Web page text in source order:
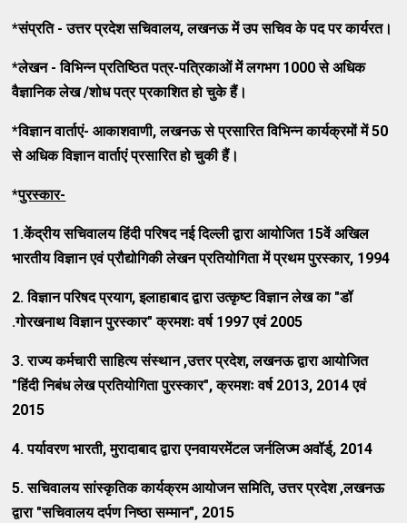
*संप्रति - उत्तर प्रदेश सचिवालय,लखनऊ में उप सचिव के पद पर कार्यरत।
*लेखन - विभिन्न प्रतिष्ठित पत्र-पत्रिकाओं में लगभग1000से अधिक
वैज्ञानिक लेख /शोध पत्र प्रकाशित हो चुके हैं।
*विज्ञान वार्ताएं- आकाशवाणी,लखनऊ से प्रसारित विभिन्न कार्यक्रमों में50
से अधिक विज्ञान वार्ताएं प्रसारित हो चुकी हैं।
*पुरस्कार-
1.केंद्रीय सचिवालय हिंदी परिषद नई दिल्ली द्वारा आयोजित 15वें अखिल
भारतीय विज्ञान एवं प्रौद्योगिकी लेखन प्रतियोगिता में प्रथम पुरस्कार, 1994
2.विज्ञान परिषद प्रयाग,इलाहाबाद द्वारा उत्कृष्ट विज्ञान लेख का "डॉ
.गोरखनाथ विज्ञान पुरस्कार" क्रमशः वर्ष 1997एवं 2005
3.राज्य कर्मचारी साहित्य संस्थान ,उत्तर प्रदेश,लखनऊ द्वारा आयोजित
"हिंदी निबंध लेख प्रतियोगिता पुरस्कार",क्रमशः वर्ष 2013, 2014एवं
2015
4.पर्यावरण भारती,मुरादाबाद द्वारा एनवायरमेंटल जर्नलिज्म अवॉर्ड्, 2014
5.सचिवालय सांस्कृतिक कार्यक्रम आयोजन समिति,उत्तर प्रदेश,लखनऊ
द्वारा "सचिवालय दर्पण निष्ठा सम्मान", 2015